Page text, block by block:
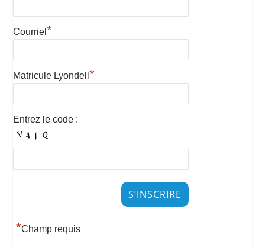
Courriel*
Matricule Lyondell*
Entrez le code :
*Champ requis